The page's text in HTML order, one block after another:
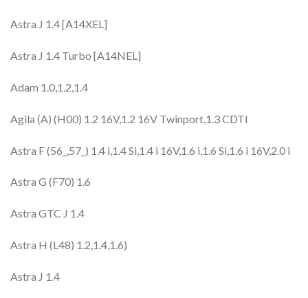
Astra J 1.4 [A14XEL]
Astra J 1.4 Turbo [A14NEL]
Adam 1.0,1.2,1.4
Agila (A) (H00) 1.2 16V,1.2 16V Twinport,1.3 CDTI
Astra F (56_,57_) 1.4 i,1.4 Si,1.4 i 16V,1.6 i,1.6 Si,1.6 i 16V,2.0 i
Astra G (F70) 1.6
Astra GTC J 1.4
Astra H (L48) 1.2,1.4,1.6)
Astra J 1.4